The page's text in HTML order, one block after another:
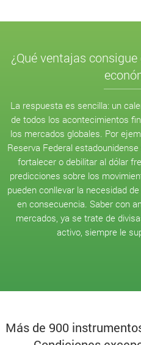
¿Qué ventajas
La respuesta es sencilla: un
de todos los acontecimientos
los mercados globales. Por
Reserva Federal
fortalecer o debilitar al dólar
predicciones sobre los
pueden conllevar la necesidad
en consecuencia. Saber con
mercados, ya se trate de
activo, siempre le
Más de 900